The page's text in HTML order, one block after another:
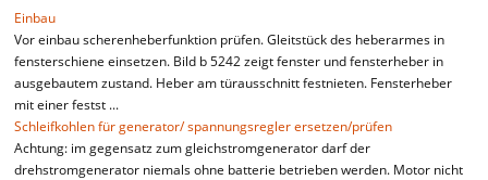
Einbau
Vor einbau scherenheberfunktion prüfen. Gleitstück des heberarmes in
fensterschiene einsetzen. Bild b 5242 zeigt fenster und fensterheber in
ausgebautem zustand. Heber am türausschnitt festnieten. Fensterheber
mit einer festst ...
Schleifkohlen für generator/ spannungsregler ersetzen/prüfen
Achtung: im gegensatz zum gleichstromgenerator darf der
drehstromgenerator niemals ohne batterie betrieben werden. Motor nicht